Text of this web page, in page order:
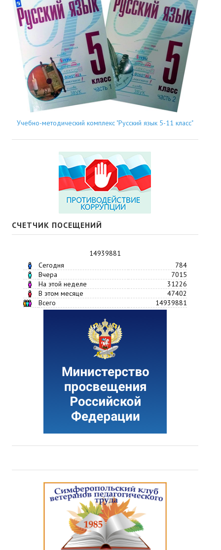
Учебно-методический комплекс "Русский язык 5-11 класс"
СЧЕТЧИК ПОСЕЩЕНИЙ
14939881
Сегодня
784
Вчера
7015
На этой неделе
31226
В этом месяце
47402
Всего
14939881